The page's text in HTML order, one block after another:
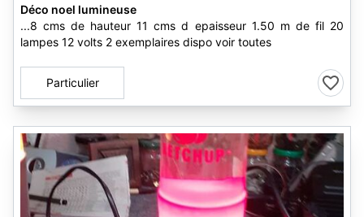
Déco noel lumineuse
...8 cms de hauteur 11 cms d epaisseur 1.50 m de fil 20
lampes 12 volts 2 exemplaires dispo voir toutes
Particulier